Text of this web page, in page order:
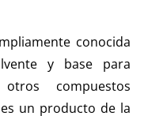
conocida
y base para
compuestos
un producto de la